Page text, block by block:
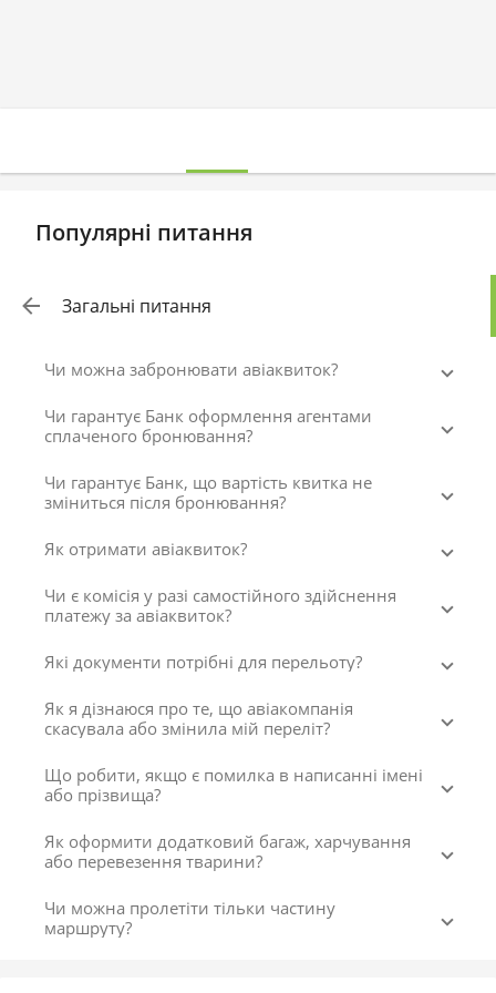
Популярні питання
Загальні питання
Чи можна забронювати авіаквиток?
Чи гарантує Банк оформлення агентами
сплаченого бронювання?
Чи гарантує Банк, що вартість квитка не
зміниться після бронювання?
Як отримати авіаквиток?
Чи є комісія у разі самостійного здійснення
платежу за авіаквиток?
Які документи потрібні для перельоту?
Як я дізнаюся про те, що авіакомпанія
скасувала або змінила мій переліт?
Що робити, якщо є помилка в написанні імені
або прізвища?
Як оформити додатковий багаж, харчування
або перевезення тварини?
Чи можна пролетіти тільки частину
маршруту?